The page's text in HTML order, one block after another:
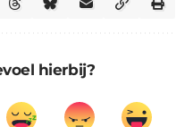
hierbij?